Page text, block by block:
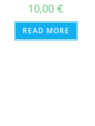
10,00€
READ MORE